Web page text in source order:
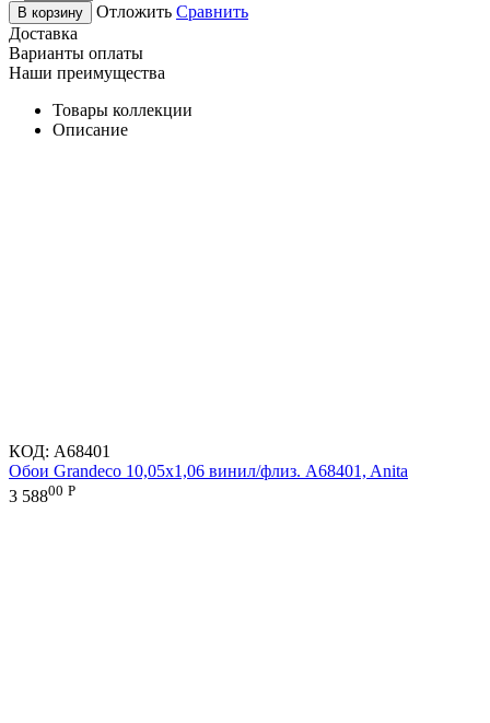
В корзину Отложить Сравнить
Доставка
Варианты оплаты
Наши преимущества
Товары коллекции
Описание
КОД: A68401
Обои Grandeco 10,05х1,06 винил/флиз. A68401, Anita
3 58800 Р